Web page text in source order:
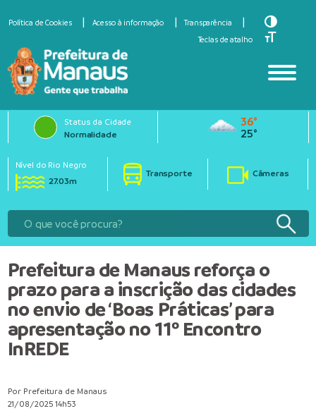
Política de Cookies Acesso à informação
Transparência
Teclas de atalho
Toggle
Toggle
Status da Cidade
Normalidade
36°
25°
Nível do Rio Negro
27.03m
Transporte Câmeras
Prefeitura de Manaus reforça o
prazo para a inscrição das cidades
no envio de ‘Boas Práticas’ para
apresentação no 11º Encontro
InREDE
Por Prefeitura de Manaus
21/08/2025 14h53